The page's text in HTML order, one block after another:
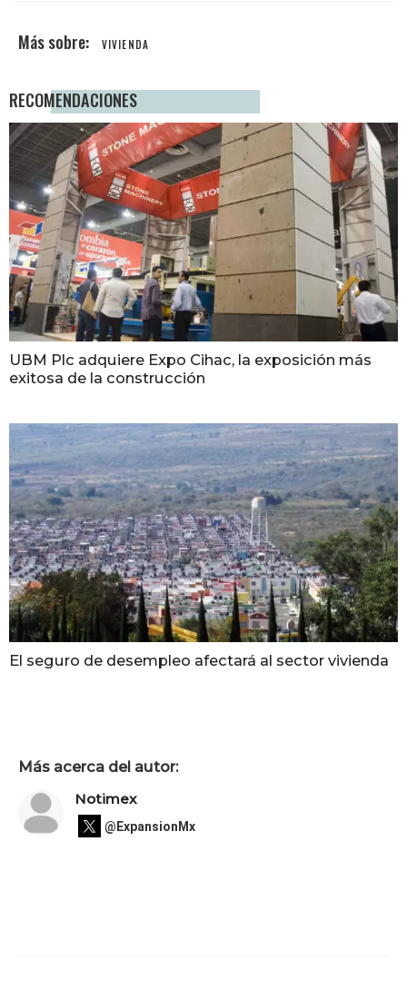
VIVIENDA
RECOMENDACIONES
UBM Plc adquiere Expo Cihac, la exposición más
exitosa de la construcción
El seguro de desempleo afectará al sector vivienda
Más acerca del autor:
Notimex
@ExpansionMx